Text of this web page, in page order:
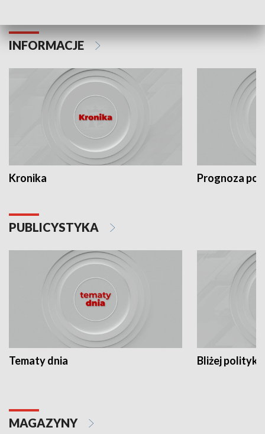
INFORMACJE
Kronika Prognoza
PUBLICYSTYKA
Tematy dnia Bliżej polityki
MAGAZYNY